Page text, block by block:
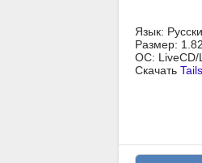
Язык:
Размер:
ОС: LiveCD/
Скачать